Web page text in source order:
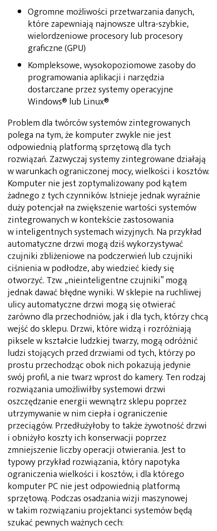
Ogromne możliwości przetwarzania danych,
które zapewniają najnowsze ultra-szybkie,
wielordzeniowe procesory lub procesory
graficzne (GPU)
Kompleksowe, wysokopoziomowe zasoby do
programowania aplikacji i narzędzia
dostarczane przez systemy operacyjne
Windows® lub Linux®
Problem dla twórców systemów zintegrowanych
polega na tym, że komputer zwykle nie jest
odpowiednią platformą sprzętową dla tych
rozwiązań. Zazwyczaj systemy zintegrowane działają
w warunkach ograniczonej mocy, wielkości i kosztów.
Komputer nie jest zoptymalizowany pod kątem
żadnego z tych czynników. Istnieje jednak wyraźnie
duży potencjał na zwiększenie wartości systemów
zintegrowanych w kontekście zastosowania
w inteligentnych systemach wizyjnych. Na przykład
automatyczne drzwi mogą dziś wykorzystywać
czujniki zbliżeniowe na podczerwień lub czujniki
ciśnienia w podłodze, aby wiedzieć kiedy się
otworzyć. Tzw. „nieinteligentne czujniki” mogą
jednak dawać błędne wyniki. W sklepie na ruchliwej
ulicy automatyczne drzwi mogą się otwierać
zarówno dla przechodniów, jak i dla tych, którzy chcą
wejść do sklepu. Drzwi, które widzą i rozróżniają
piksele w kształcie ludzkiej twarzy, mogą odróżnić
ludzi stojących przed drzwiami od tych, którzy po
prostu przechodząc obok nich pokazują jedynie
swój profil, a nie twarz wprost do kamery. Ten rodzaj
rozwiązania umożliwiłby systemowi drzwi
oszczędzanie energii wewnątrz sklepu poprzez
utrzymywanie w nim ciepła i ograniczenie
przeciągów. Przedłużyłoby to także żywotność drzwi
i obniżyło koszty ich konserwacji poprzez
zmniejszenie liczby operacji otwierania. Jest to
typowy przykład rozwiązania, który napotyka
ograniczenia wielkości i kosztów, i dla którego
komputer PC nie jest odpowiednią platformą
sprzętową. Podczas osadzania wizji maszynowej
w takim rozwiązaniu projektanci systemów będą
szukać pewnych ważnych cech: